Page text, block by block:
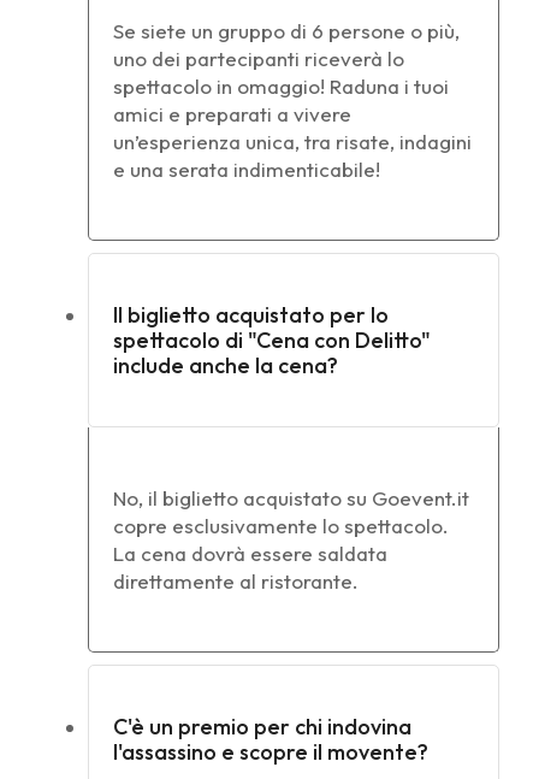
Se siete un gruppo di 6 persone o più,
uno dei partecipanti riceverà lo
spettacolo in omaggio! Raduna i tuoi
amici e preparati a vivere
un’esperienza unica, tra risate, indagini
e una serata indimenticabile!
Il biglietto acquistato per lo
spettacolo di "Cena con Delitto"
include anche la cena?
No, il biglietto acquistato su Goevent.it
copre esclusivamente lo spettacolo.
La cena dovrà essere saldata
direttamente al ristorante.
C'è un premio per chi indovina
l'assassino e scopre il movente?